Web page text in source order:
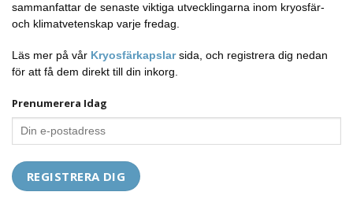
sammanfattar de senaste viktiga utvecklingarna inom kryosfär-
och klimatvetenskap varje fredag.
Läs mer på vår Kryosfärkapslarsida, och registrera dig nedan
för att få dem direkt till din inkorg.
Prenumerera Idag